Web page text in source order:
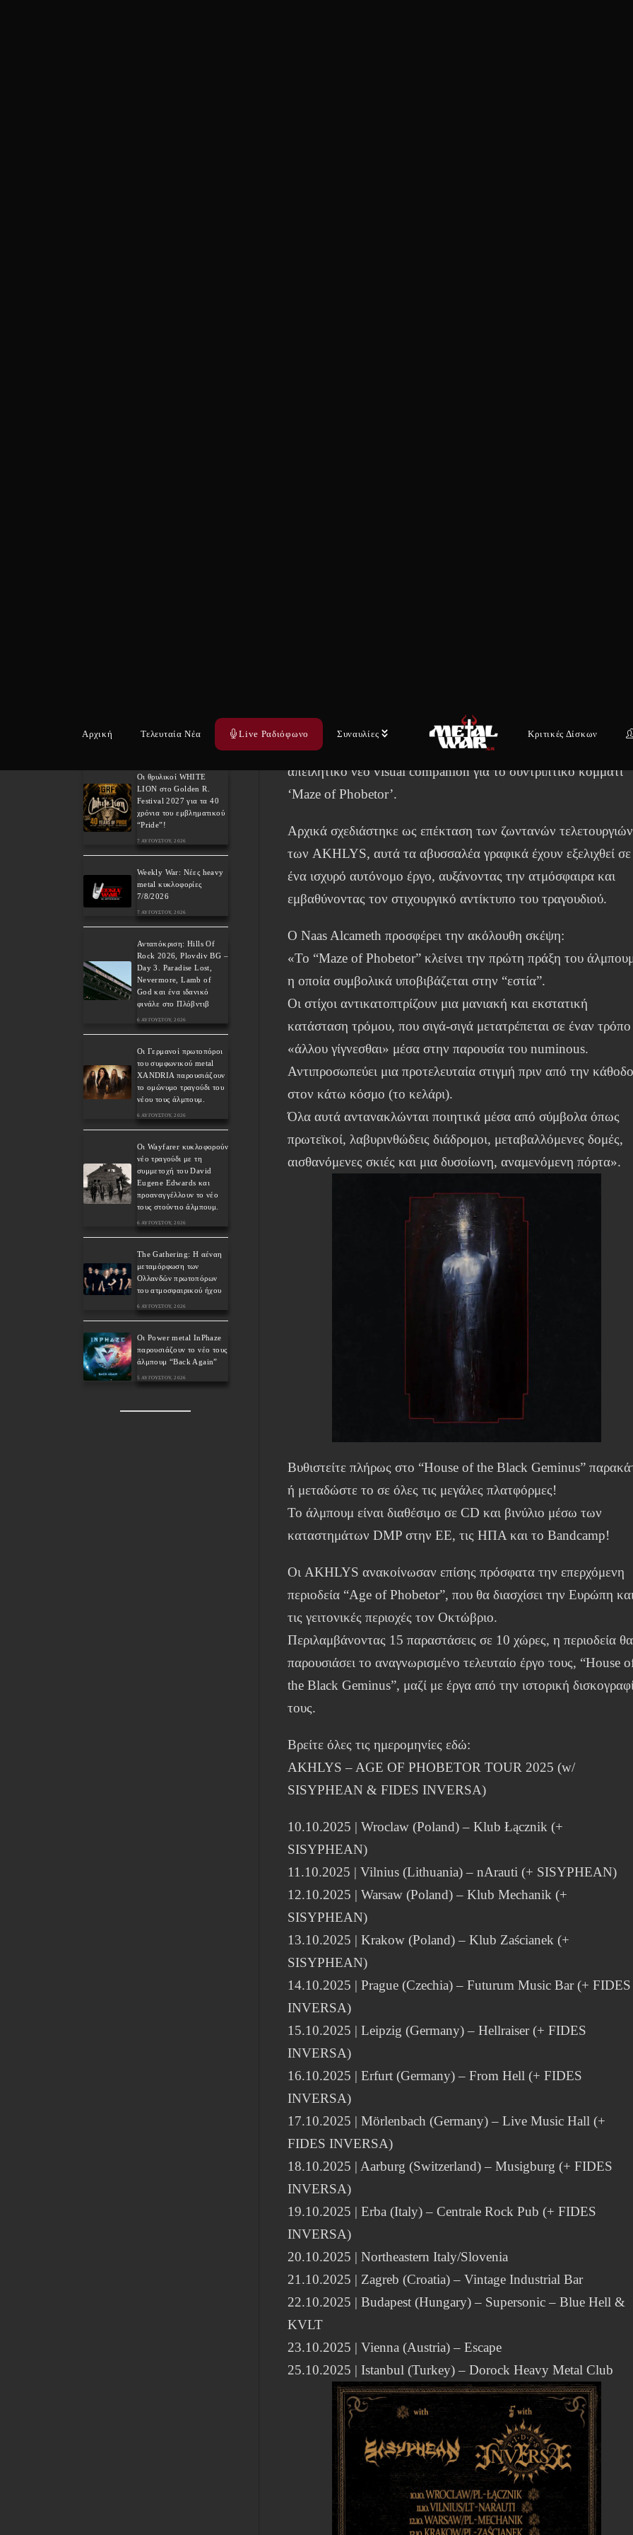
Αρχική Τελευταία Νέα Live Ραδιόφωνο Συναυλίες Κριτικές Δίσκων
Σε συνεργασία με την εικαστικό Chthonia (YouTube,
Bandcamp), οι AKHLYS παρουσιάζουν με υπερηφάνεια έναν
απειλητικό νέο visual companion για το συντριπτικό κομμάτι
‘Maze of Phobetor’.
Αρχικά σχεδιάστηκε ως επέκταση των ζωντανών τελετουργιών
των AKHLYS, αυτά τα αβυσσαλέα γραφικά έχουν εξελιχθεί σε
ένα ισχυρό αυτόνομο έργο, αυξάνοντας την ατμόσφαιρα και
εμβαθύνοντας τον στιχουργικό αντίκτυπο του τραγουδιού.
Ο Naas Alcameth προσφέρει την ακόλουθη σκέψη:
«Το “Maze of Phobetor” κλείνει την πρώτη πράξη του
η οποία συμβολικά υποβιβάζεται στην “εστία”.
Οι στίχοι αντικατοπτρίζουν μια μανιακή και εκστατική
κατάσταση τρόμου, που σιγά-σιγά μετατρέπεται σε έναν τρόπο
«άλλου γίγνεσθαι» μέσα στην παρουσία του numinous.
Αντιπροσωπεύει μια προτελευταία στιγμή πριν από την
στον κάτω κόσμο (το κελάρι).
Όλα αυτά αντανακλώνται ποιητικά μέσα από σύμβολα όπως
πρωτεϊκοί, λαβυρινθώδεις διάδρομοι, μεταβαλλόμενες δομές,
αισθανόμενες σκιές και μια δυσοίωνη, αναμενόμενη πόρτα».
Βυθιστείτε πλήρως στο “House of the Black Geminus”
ή μεταδώστε το σε όλες τις μεγάλες πλατφόρμες!
Το άλμπουμ είναι διαθέσιμο σε CD και βινύλιο μέσω των
καταστημάτων DMP στην ΕΕ, τις ΗΠΑ και το Bandcamp!
Οι AKHLYS ανακοίνωσαν επίσης πρόσφατα την επερχόμενη
περιοδεία “Age of Phobetor”, που θα διασχίσει την Ευρώπη
τις γειτονικές περιοχές τον Οκτώβριο.
Περιλαμβάνοντας 15 παραστάσεις σε 10 χώρες, η περιοδεία θα
παρουσιάσει το αναγνωρισμένο τελευταίο έργο τους, “House
the Black Geminus”, μαζί με έργα από την ιστορική
τους.
Βρείτε όλες τις ημερομηνίες εδώ:
AKHLYS – AGE OF PHOBETOR TOUR 2025 (w/
SISYPHEAN & FIDES INVERSA)
10.10.2025 | Wroclaw (Poland) – Klub Łącznik (+
SISYPHEAN)
11.10.2025 | Vilnius (Lithuania) – nArauti (+ SISYPHEAN)
12.10.2025 | Warsaw (Poland) – Klub Mechanik (+
SISYPHEAN)
13.10.2025 | Krakow (Poland) – Klub Zaścianek (+
SISYPHEAN)
14.10.2025 | Prague (Czechia) – Futurum Music Bar (+ FIDES
INVERSA)
15.10.2025 | Leipzig (Germany) – Hellraiser (+ FIDES
INVERSA)
16.10.2025 | Erfurt (Germany) – From Hell (+ FIDES
INVERSA)
17.10.2025 | Mörlenbach (Germany) – Live Music Hall (+
FIDES INVERSA)
18.10.2025 | Aarburg (Switzerland) – Musigburg (+ FIDES
INVERSA)
19.10.2025 | Erba (Italy) – Centrale Rock Pub (+ FIDES
INVERSA)
20.10.2025 | Northeastern Italy/Slovenia
21.10.2025 | Zagreb (Croatia) – Vintage Industrial Bar
22.10.2025 | Budapest (Hungary) – Supersonic – Blue Hell &
KVLT
23.10.2025 | Vienna (Austria) – Escape
25.10.2025 | Istanbul (Turkey) – Dorock Heavy Metal Club
Λυκαβηττό
Οι θρυλικοί WHITE
LION στο Golden R.
Festival 2027 για τα 40
χρόνια του εμβληματικού
“Pride”!
7 ΑΥΓΟΎΣΤΟΥ, 2026
Weekly War: Νέες heavy
metal κυκλοφορίες
7/8/2026
7 ΑΥΓΟΎΣΤΟΥ, 2026
Ανταπόκριση: Hills Of
Rock 2026, Plovdiv BG –
Day 3. Paradise Lost,
Nevermore, Lamb of
God και ένα ιδανικό
φινάλε στο Πλόβντιβ
6 ΑΥΓΟΎΣΤΟΥ, 2026
Οι Γερμανοί πρωτοπόροι
του συμφωνικού metal
XANDRIA παρουσιάζουν
το ομώνυμο τραγούδι του
νέου τους άλμπουμ.
6 ΑΥΓΟΎΣΤΟΥ, 2026
Οι Wayfarer κυκλοφορούν
νέο τραγούδι με τη
συμμετοχή του David
Eugene Edwards και
προαναγγέλλουν το νέο
τους στούντιο άλμπουμ.
6 ΑΥΓΟΎΣΤΟΥ, 2026
The Gathering: Η αέναη
μεταμόρφωση των
Ολλανδών πρωτοπόρων
του ατμοσφαιρικού ήχου
6 ΑΥΓΟΎΣΤΟΥ, 2026
Οι Power metal InPhaze
παρουσιάζουν το νέο τους
άλμπουμ “Back Again”
5 ΑΥΓΟΎΣΤΟΥ, 2026